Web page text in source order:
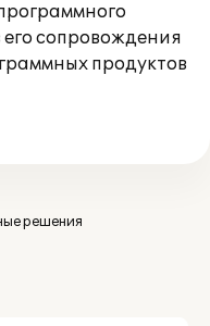
сопровождения
продуктов
решения